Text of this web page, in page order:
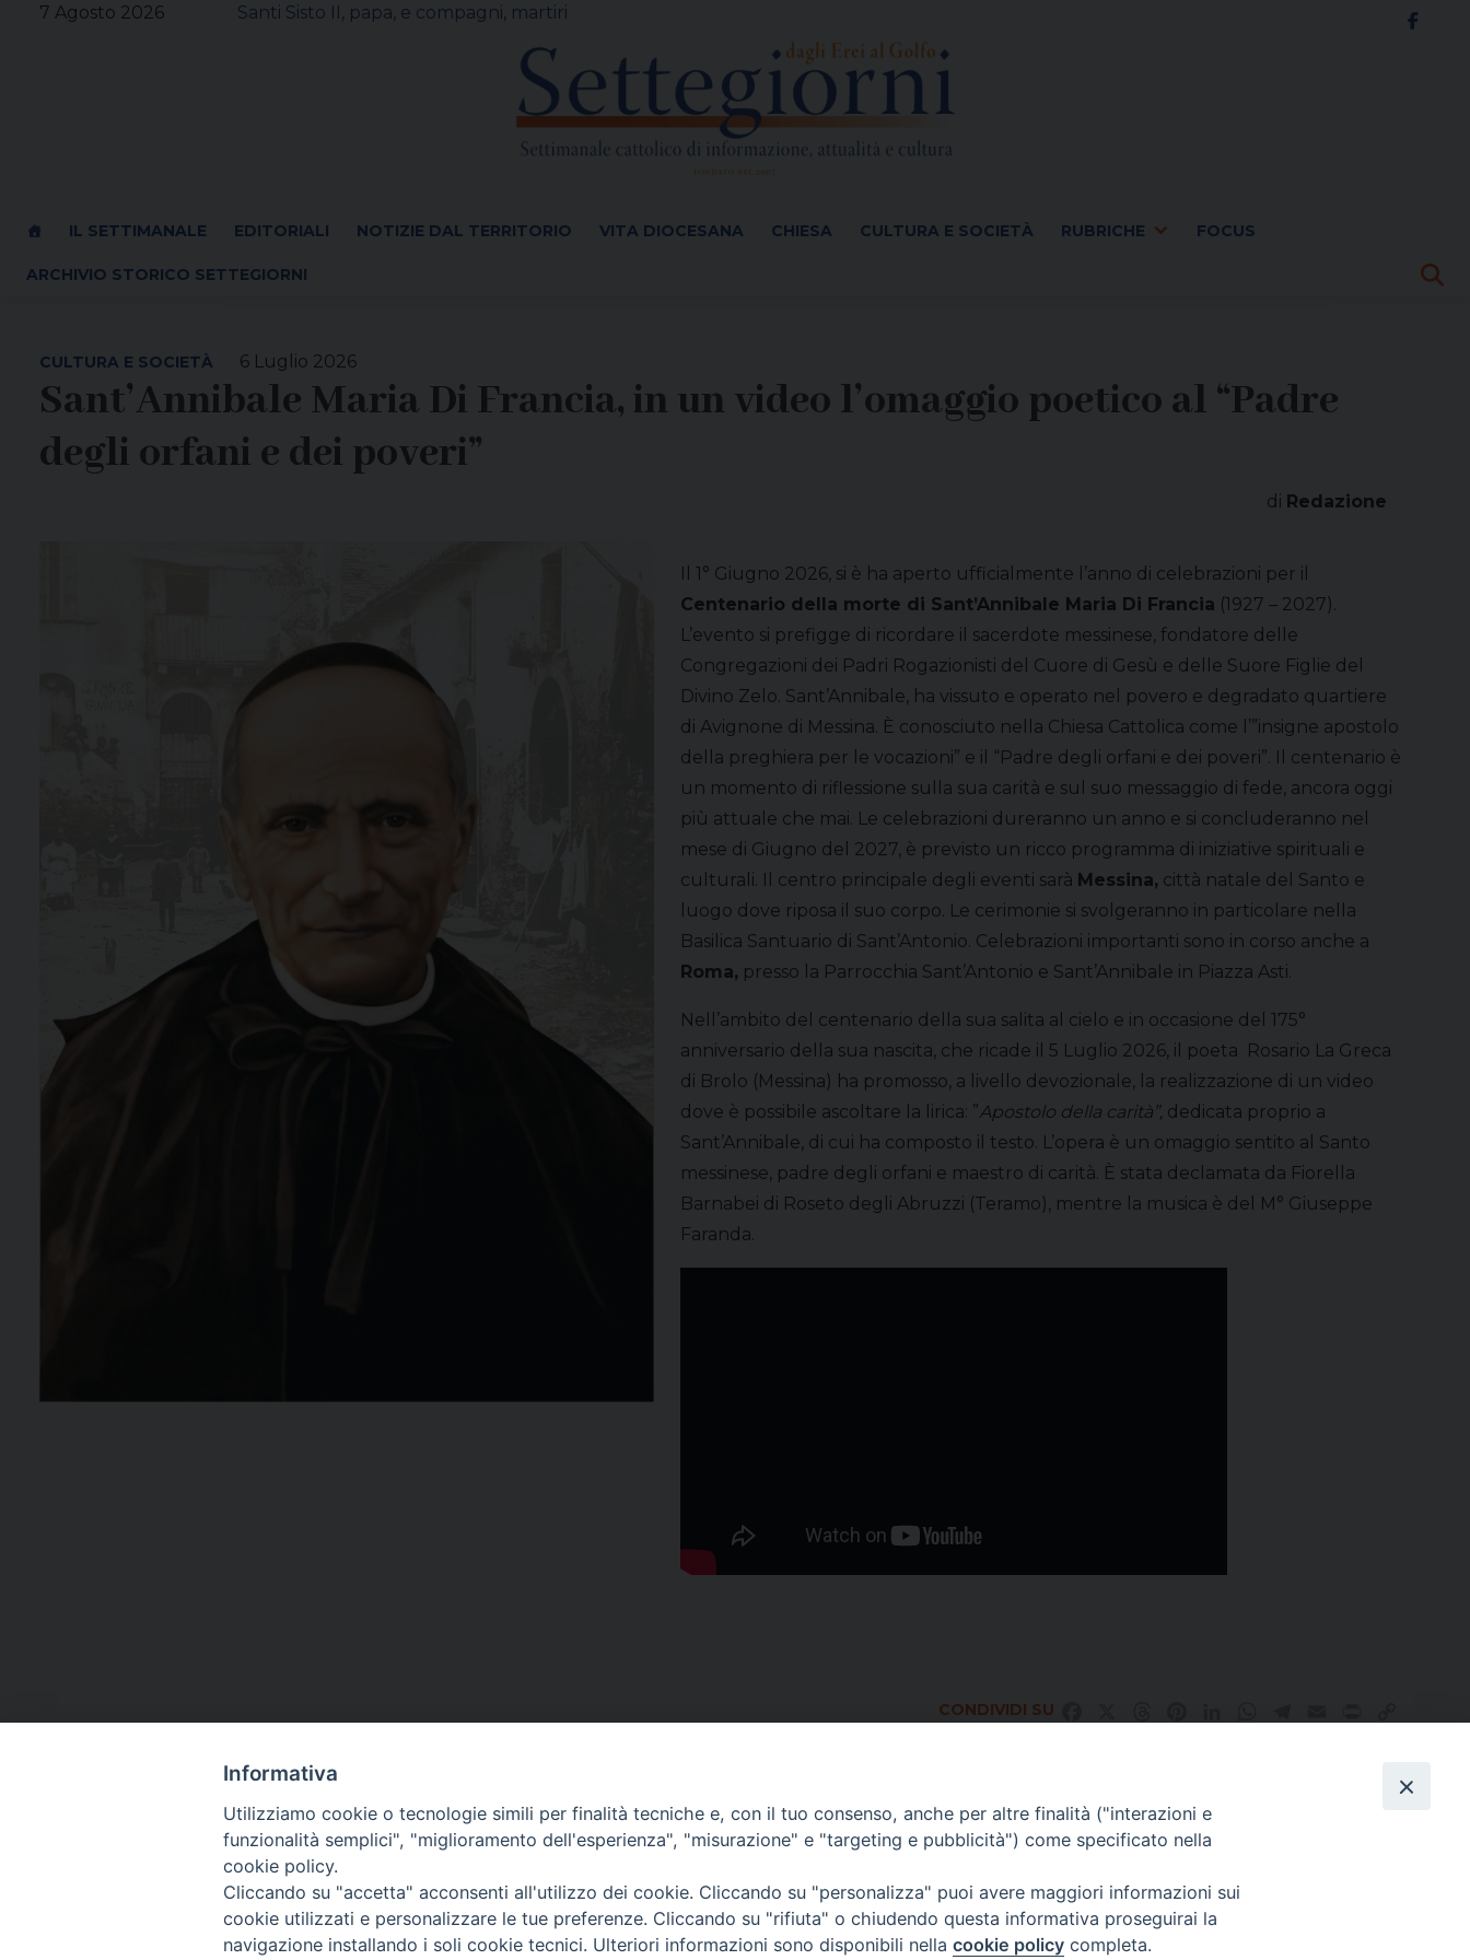
7 Agosto 2026 Santi Sisto II, papa, e compagni, martiri
IL SETTIMANALE EDITORIALI NOTIZIE DAL TERRITORIO VITA DIOCESANA CHIESA CULTURA E SOCIETÀ RUBRICHE FOCUS
ARCHIVIO STORICO SETTEGIORNI
6 Luglio 2026
CULTURA E SOCIETÀ
Sant’Annibale Maria Di Francia, in un video l’omaggio poetico al “Padre
degli orfani e dei poveri”
di Redazione
Il 1° Giugno 2026, si è ha aperto ufficialmente l’anno di celebrazioni per il
Centenario della morte di Sant’Annibale Maria Di Francia (1927 – 2027).
L’evento si prefigge di ricordare il sacerdote messinese, fondatore delle
Congregazioni dei Padri Rogazionisti del Cuore di Gesù e delle Suore Figlie del
Divino Zelo. Sant’Annibale, ha vissuto e operato nel povero e degradato quartiere
di Avignone di Messina. È conosciuto nella Chiesa Cattolica come l’”insigne apostolo
della preghiera per le vocazioni” e il “Padre degli orfani e dei poveri”. Il centenario è
un momento di riflessione sulla sua carità e sul suo messaggio di fede, ancora oggi
più attuale che mai. Le celebrazioni dureranno un anno e si concluderanno nel
mese di Giugno del 2027, è previsto un ricco programma di iniziative spirituali e
culturali. Il centro principale degli eventi sarà Messina, città natale del Santo e
luogo dove riposa il suo corpo. Le cerimonie si svolgeranno in particolare nella
Basilica Santuario di Sant’Antonio. Celebrazioni importanti sono in corso anche a
Roma, presso la Parrocchia Sant’Antonio e Sant’Annibale in Piazza Asti.
Nell’ambito del centenario della sua salita al cielo e in occasione del 175°
anniversario della sua nascita, che ricade il 5 Luglio 2026, il poeta Rosario La Greca
di Brolo (Messina) ha promosso, a livello devozionale, la realizzazione di un video
dove è possibile ascoltare la lirica: ”Apostolo della carità”, dedicata proprio a
Sant’Annibale, di cui ha composto il testo. L’opera è un omaggio sentito al Santo
messinese, padre degli orfani e maestro di carità. È stata declamata da Fiorella
Barnabei di Roseto degli Abruzzi (Teramo), mentre la musica è del M° Giuseppe
Faranda.
CONDIVIDI SU
Direttore Responsabile Giuseppe Rabita
Direttore Amministrativo Salvatore Bruno
Via Cammarata, 21 – Piazza Armerina
Autorizzazione Tribunale di Enna n. 113 del 24/2/2007
Informativa
Utilizziamo cookie o tecnologie simili per finalità tecniche e, con il tuo consenso, anche per altre finalità ("interazioni e
funzionalità semplici", "miglioramento dell'esperienza", "misurazione" e "targeting e pubblicità") come specificato nella
cookie policy.
Cliccando su "accetta" acconsenti all'utilizzo dei cookie. Cliccando su "personalizza" puoi avere maggiori informazioni sui
cookie utilizzati e personalizzare le tue preferenze. Cliccando su "rifiuta" o chiudendo questa informativa proseguirai la
navigazione installando i soli cookie tecnici. Ulteriori informazioni sono disponibili nella cookie policy completa.